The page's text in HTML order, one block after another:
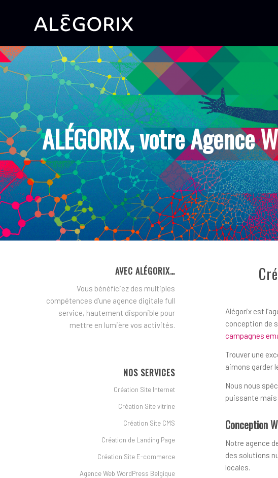
ALÉGORIX, votre Agence
Alégorix est
conception de
campagnes
Trouver une
aimons garder
Nous nous
puissante mais
Conception
Notre agence
des solutions
locales.
AVEC ALÉGORIX…
Vous bénéficiez des multiples
compétences d’une agence digitale full
service, hautement disponible pour
mettre en lumière vos activités.
NOS SERVICES
Création Site Internet
Création Site vitrine
Création Site CMS
Création de Landing Page
Création Site E-commerce
Agence Web WordPress Belgique